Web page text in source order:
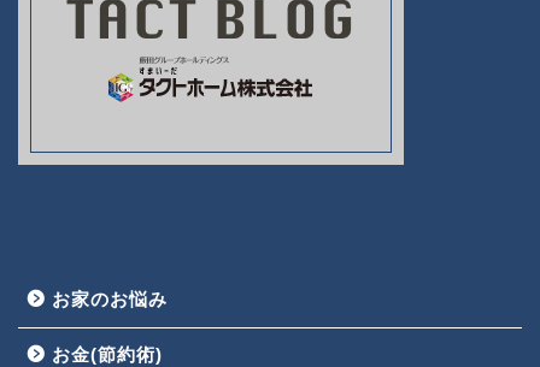
お家のお悩み
お金(節約術)